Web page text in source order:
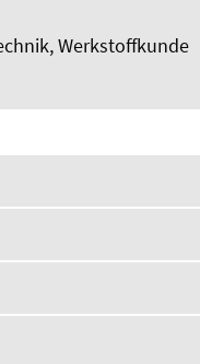
Werkstoffkunde